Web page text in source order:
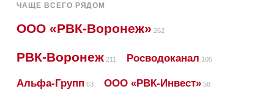
ЧАЩЕ ВСЕГО РЯДОМ
ООО «РВК-Воронеж» 262
РВК-Воронеж 211 Росводоканал 105
Альфа-Групп 63 ООО «РВК-Инвест» 58